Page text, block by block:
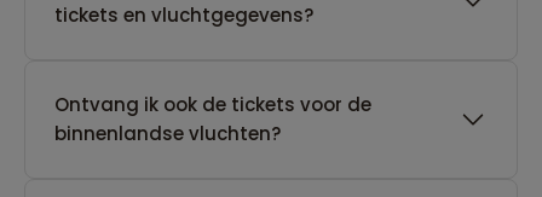
tickets en vluchtgegevens?
Ontvang ik ook de tickets voor de
binnenlandse vluchten?